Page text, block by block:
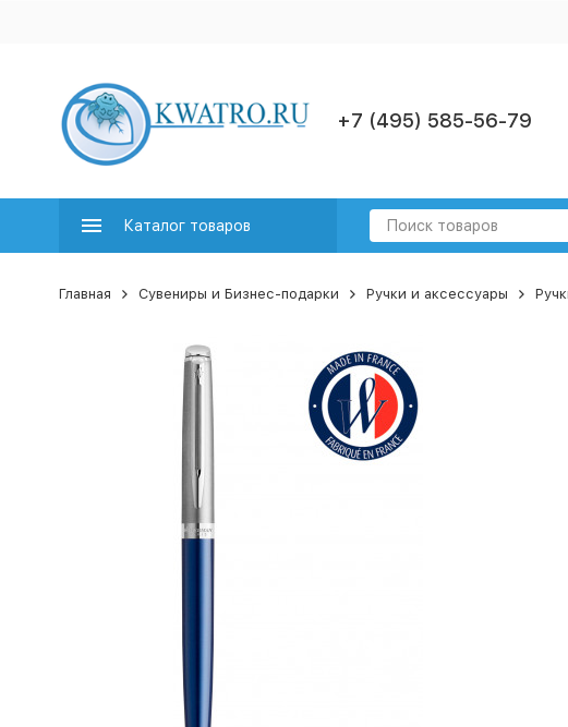
+7 (495) 585-56-79
Каталог товаров
Главная Сувениры и Бизнес-подарки Ручки и аксессуары